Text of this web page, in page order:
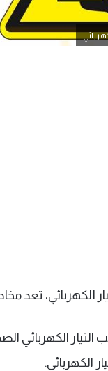
الكهربائي، تعد
الكهربائي
الكهربائي.